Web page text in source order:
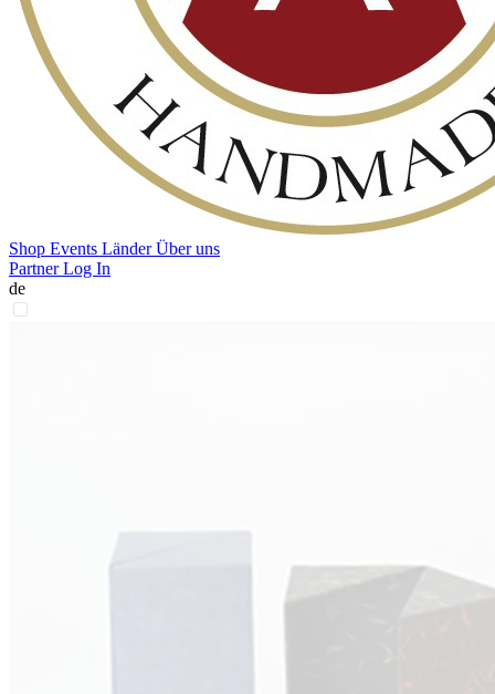
Shop Events LänderÜber uns
Partner Log In
de